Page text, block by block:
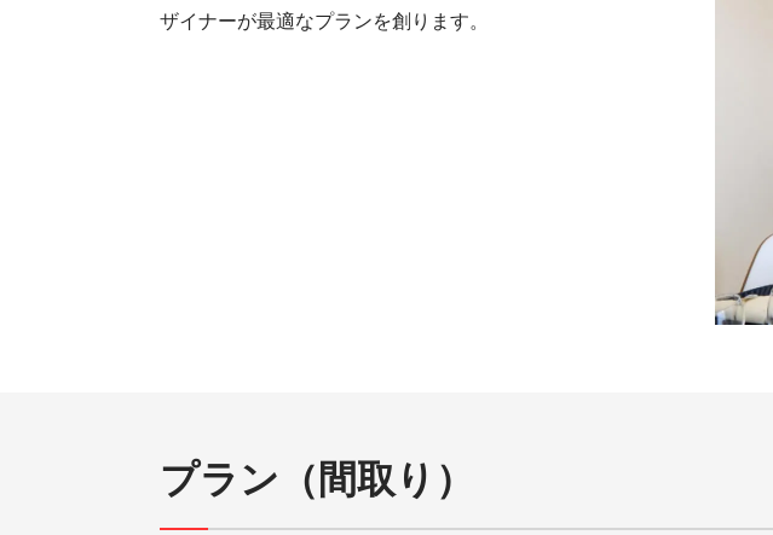
ザイナーが最適なプランを創ります。
プラン（間取り）